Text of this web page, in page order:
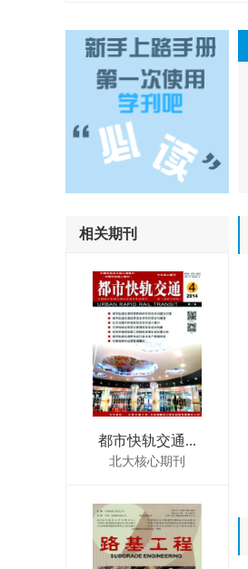
相关期刊
都市快轨交通...
北大核心期刊